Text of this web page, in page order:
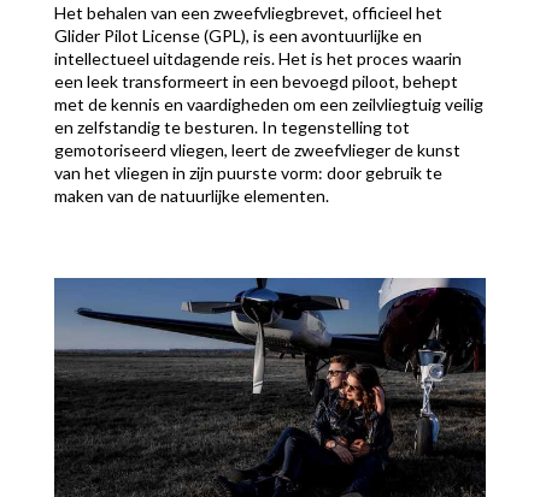
Het behalen van een zweefvliegbrevet, officieel het
Glider Pilot License (GPL), is een avontuurlijke en
intellectueel uitdagende reis. Het is het proces waarin
een leek transformeert in een bevoegd piloot, behept
met de kennis en vaardigheden om een zeilvliegtuig veilig
en zelfstandig te besturen. In tegenstelling tot
gemotoriseerd vliegen, leert de zweefvlieger de kunst
van het vliegen in zijn puurste vorm: door gebruik te
maken van de natuurlijke elementen.